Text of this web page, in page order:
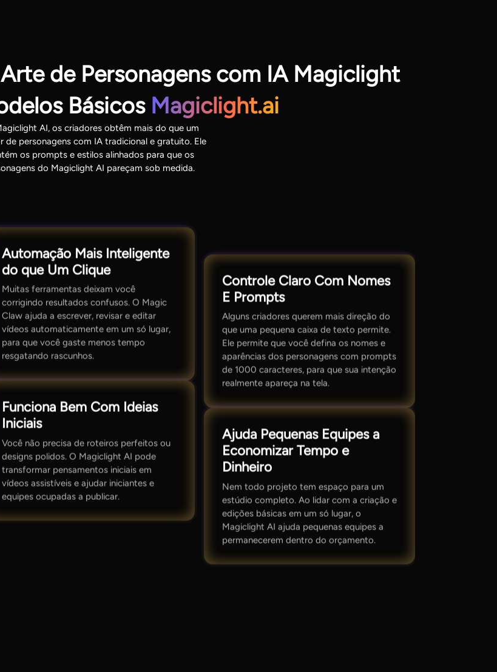
de Personagens com IA Magiclight
Básicos Magiclight.ai
AI, os criadores obtêm mais do que um
de personagens com IA tradicional e gratuito. Ele
os prompts e estilos alinhados para que os
do Magiclight AI pareçam sob medida.
Automação Mais Inteligente
do que Um Clique
Muitas ferramentas deixam você
corrigindo resultados confusos. O Magic
Claw ajuda a escrever, revisar e editar
vídeos automaticamente em um só lugar,
para que você gaste menos tempo
resgatando rascunhos.
Funciona Bem Com Ideias
Iniciais
Você não precisa de roteiros perfeitos ou
designs polidos. O Magiclight AI pode
transformar pensamentos iniciais em
vídeos assistíveis e ajudar iniciantes e
equipes ocupadas a publicar.
Controle Claro Com Nomes
E Prompts
Alguns criadores querem mais direção do
que uma pequena caixa de texto permite.
Ele permite que você defina os nomes e
aparências dos personagens com prompts
de 1000 caracteres, para que sua intenção
realmente apareça na tela.
Ajuda Pequenas Equipes a
Economizar Tempo e
Dinheiro
Nem todo projeto tem espaço para um
estúdio completo. Ao lidar com a criação e
edições básicas em um só lugar, o
Magiclight AI ajuda pequenas equipes a
permanecerem dentro do orçamento.